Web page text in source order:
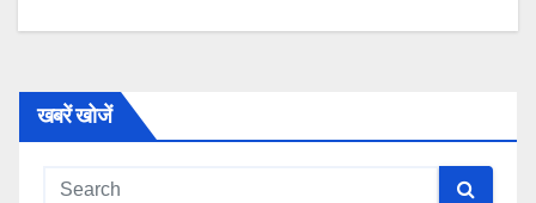
खबरें खोजें